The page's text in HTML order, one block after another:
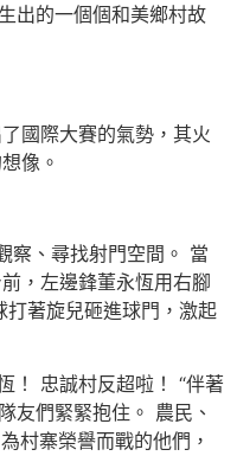
出的一個個和美鄉村故
國際大賽的氣勢，其火
像。
察、尋找射門空間。 當
，左邊鋒董永恆用右腳
著旋兒砸進球門，激起
！ 忠誠村反超啦！ “伴著
友們緊緊抱住。 農民、
村寨榮譽而戰的他們，